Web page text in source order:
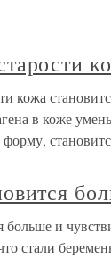
кожа
в коже
больше и
стали